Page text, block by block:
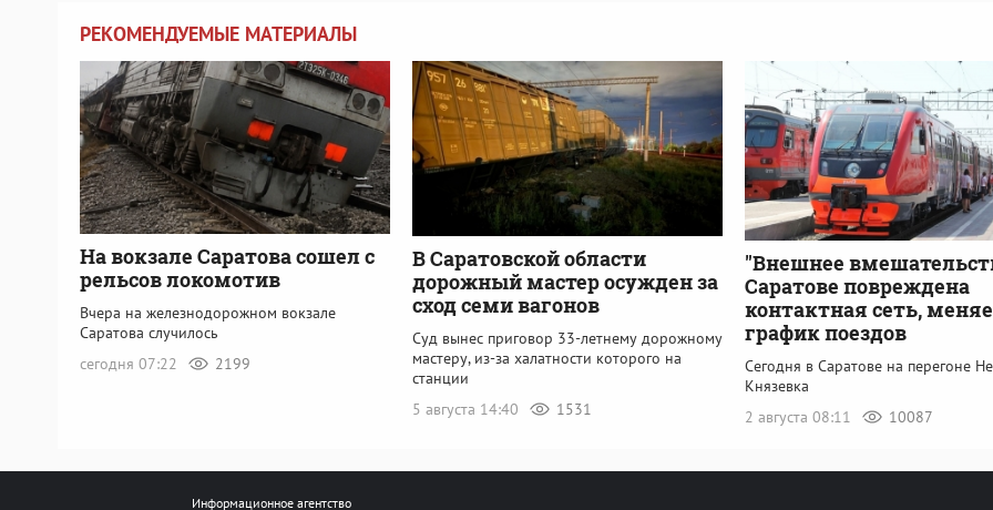
РЕКОМЕНДУЕМЫЕ МАТЕРИАЛЫ
На вокзале Саратова сошел с
рельсов локомотив
Вчера на железнодорожном вокзале
Саратова случилось
сегодня 07:22
2199
В Саратовской области
дорожный мастер осужден за
сход семи вагонов
Суд вынес приговор 33-летнему дорожному
мастеру, из-за халатности которого на
станции
5 августа 14:40
1531
"Внешнее
Саратове повреждена
контактная сеть,
график поездов
Сегодня в Саратове на перегоне
Князевка
2 августа 08:11
10087
Информационное агентство